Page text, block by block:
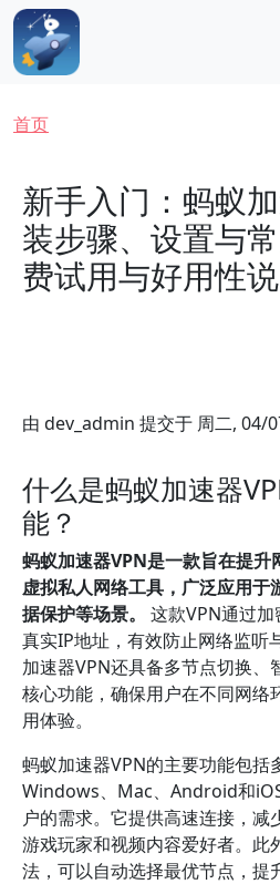
跳转到主要内容
面包屑
首页
新手入门：蚂蚁
装步骤、设置与
费试用与好用性说
由 dev_admin 提交于 周二, 04/
什么是蚂蚁加速器
能？
蚂蚁加速器VPN是一款旨在提升
虚拟私人网络工具，广泛应用于
据保护等场景。
这款VPN通过
真实IP地址，有效防止网络监听
加速器VPN还具备多节点切换、
核心功能，确保用户在不同网络
用体验。
蚂蚁加速器VPN的主要功能包括
Windows、Mac、Android和
户的需求。它提供高速连接，减
游戏玩家和视频内容爱好者。此
法，可以自动选择最优节点，提